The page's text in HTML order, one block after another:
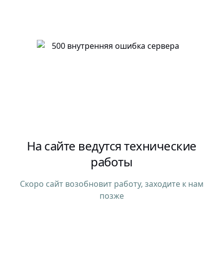
На сайте ведутся технические
работы
Скоро сайт возобновит работу, заходите к нам
позже